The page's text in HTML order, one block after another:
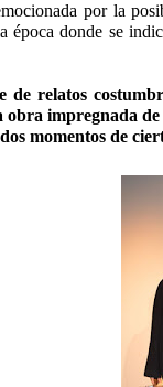
por la
época donde se
de relatos
obra impregnada
momentos de